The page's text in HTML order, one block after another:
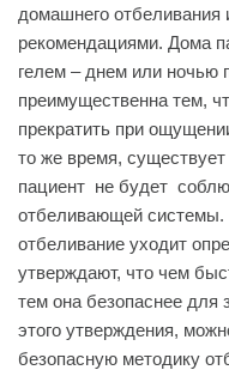
домашнего
рекомендациями. Дома
гелем – днем или ночью
преимущественна тем,
прекратить при
то же время,
пациент не будет
отбеливающей системы.
отбеливание уходит
утверждают, что чем
тем она безопаснее для
этого утверждения,
безопасную методику